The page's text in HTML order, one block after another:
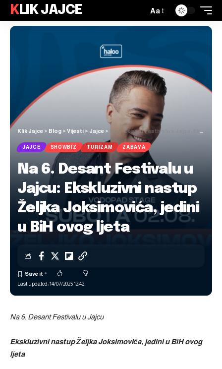
KLIK JAJCE Aa
Klik Jajce > Blog > Vijesti > Jajce > Na 6. Desant Festivalu u Jajcu: Ekskluzivni nastup Željka Joksimovića, jedini u BiH ovog ljeta
JAJCE SHOWBIZ TURIZAM ZABAVA
Na 6. Desant Festivalu u
Jajcu: Ekskluzivni nastup
Željka Joksimovića, jedini
u BiH ovog ljeta
Last updated: 14/07/2025 12:42
Na 6. Desant Festivalu u Jajcu
Ekskluzivni nastup Željka Joksimovića, jedini u BiH ovog
ljeta